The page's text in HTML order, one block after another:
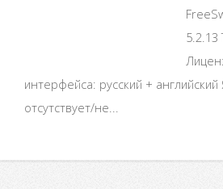
5.2.13
интерфейса: русский + английский
отсутствует/не...